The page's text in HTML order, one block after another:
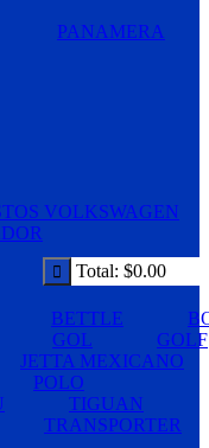
PANAMERA
Total: $0.00
BETTLE
GOL
GOLF
JETTA MEXICANO
POLO
TIGUAN
TRANSPORTER